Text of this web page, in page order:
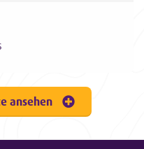
ansehen